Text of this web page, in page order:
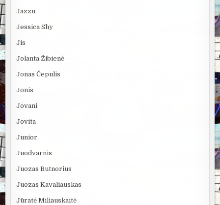
Jazzu
Jessica Shy
Jis
Jolanta Žibienė
Jonas Čepulis
Jonis
Jovani
Jovita
Junior
Juodvarnis
Juozas Butnorius
Juozas Kavaliauskas
Jūratė Miliauskaitė